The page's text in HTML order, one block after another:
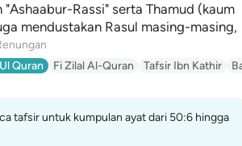
"Ashaabur-Rassi" serta Thamud (kaum
mendustakan Rasul masing-masing,
Quran Fi Zilal Al-Quran Tafsir Ibn Kathir
tafsir untuk kumpulan ayat dari 50:6 hingga